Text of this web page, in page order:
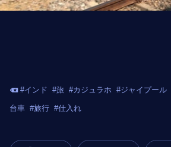
#インド #旅 #カジュラホ #ジャイプール
台車 #旅行 #仕入れ